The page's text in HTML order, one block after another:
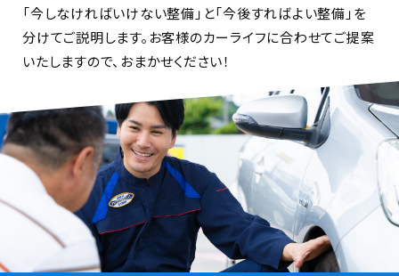
「今しなければいけない整備」と「今後すればよい整備」を
分けてご説明します。お客様のカーライフに合わせてご提案
いたしますので、おまかせください！